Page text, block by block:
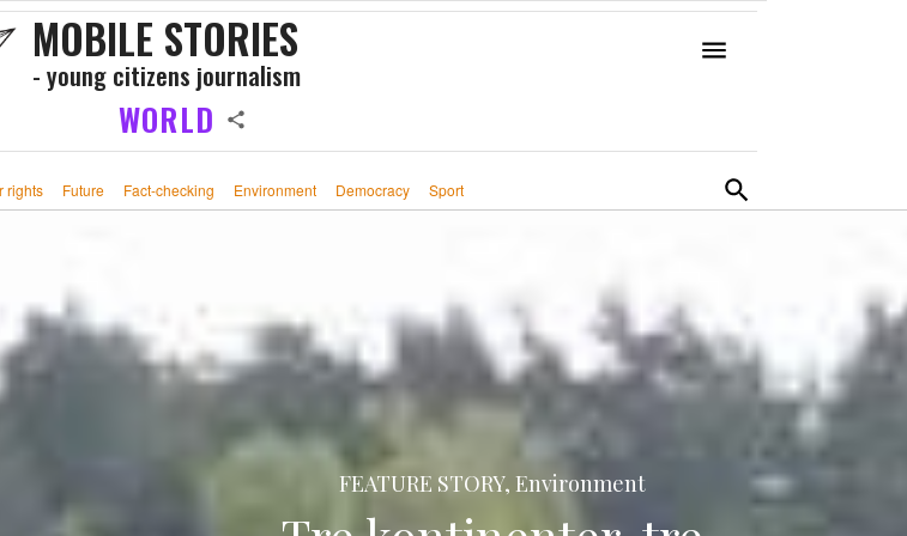
MOBILE STORIES
- young citizens journalism
WORLD
rights Future Fact-checking Environment Democracy Sport
FEATURE STORY, Environment